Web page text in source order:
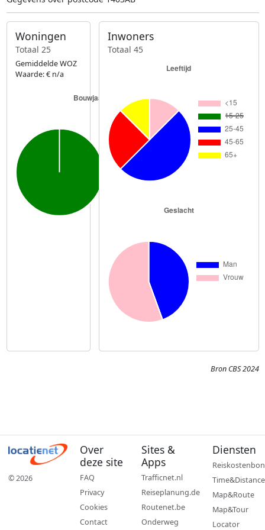
Woningen
Totaal 25
Gemiddelde WOZ
Waarde: € n/a
Inwoners
Totaal 45
Bron CBS 2024
© 2026
Over
deze site
FAQ
Privacy
Cookies
Contact
Sites &
Apps
Trafficnet.nl
Reiseplanung.de
Routenet.be
Onderweg
Diensten
Reiskostenbon
Time&Distance
Map&Route
Map&Tour
Locator